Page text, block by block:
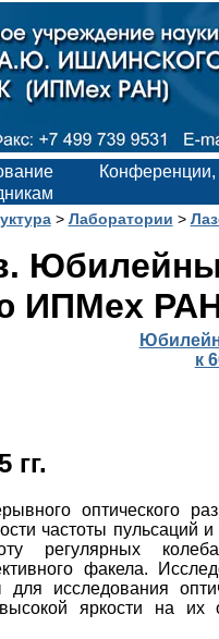
> Лаборатории >
ИПМех
к
гг.
оптического
частоты пульсаций
регулярных
факела.
исследования
яркости на